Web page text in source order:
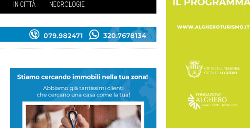
IN CITTÀ NECROLOGIE